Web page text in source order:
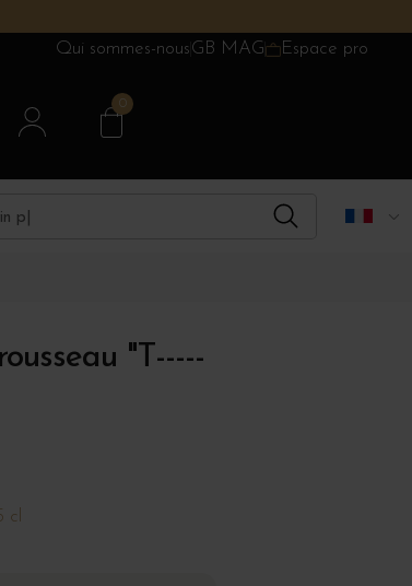
Qui sommes-nousGB MAG Espace pro
0
"T-----
cl